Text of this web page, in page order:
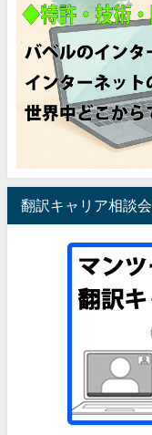
翻訳キャリア相談会